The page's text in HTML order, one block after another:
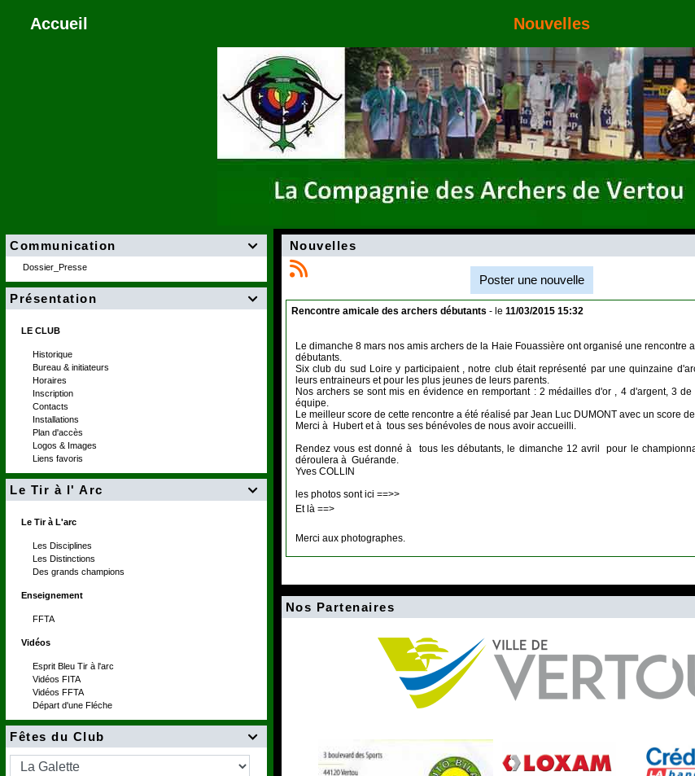
Accueil Nouvelles

Communication
Dossier_Presse

Présentation
LE CLUB
Historique
Bureau & initiateurs
Horaires
Inscription
Contacts
Installations
Plan d'accès
Logos & Images
Liens favoris

Le Tir à l' Arc
Le Tir à L'arc
Les Disciplines
Les Distinctions
Des grands champions
Enseignement
FFTA
Vidéos
Esprit Bleu Tir à l'arc
Vidéos FITA
Vidéos FFTA
Départ d'une Fléche

Fêtes du Club
Nouvelles
Poster une nouvelle
Rencontre amicale des archers débutants - le 11/03/2015 15:32
Le dimanche 8 mars nos amis archers de la Haie Fouassière ont organisé une rencontre
débutants.
Six club du sud Loire y participaient , notre club était représenté par une quinzaine
leurs entraineurs et pour les plus jeunes de leurs parents.
Nos archers se sont mis en évidence en remportant : 2 médailles d'or , 4 d'argent, 3
équipe.
Le meilleur score de cette rencontre a été réalisé par Jean Luc DUMONT avec un score
Merci à Hubert et à tous ses bénévoles de nous avoir accueilli.
Rendez vous est donné à tous les débutants, le dimanche 12 avril pour le
déroulera à Guérande.
Yves COLLIN
les photos sont ici ==>>
Et là ==>
Merci aux photographes.
Nos Partenaires